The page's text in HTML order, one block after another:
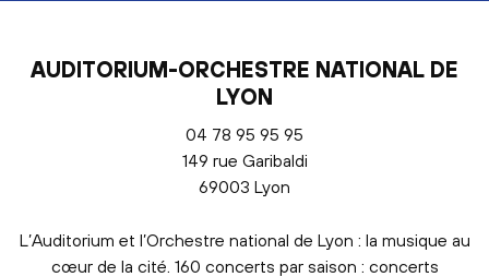
AUDITORIUM-ORCHESTRE NATIONAL DE
LYON
04 78 95 95 95
149 rue Garibaldi
69003 Lyon
L’Auditorium et l’Orchestre national de Lyon : la musique au
cœur de la cité. 160 concerts par saison : concerts